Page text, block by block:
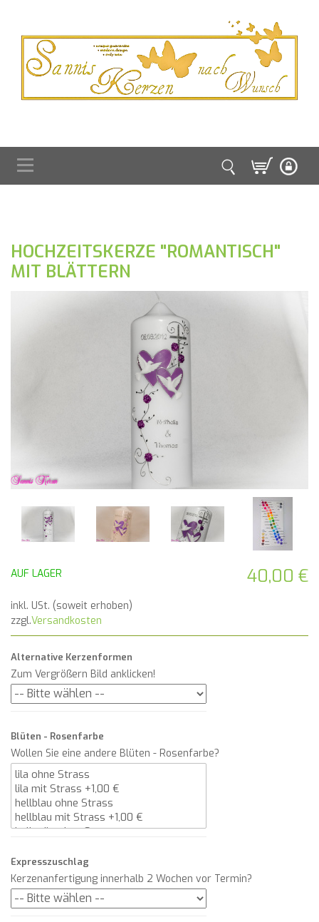
HOCHZEITSKERZE "ROMANTISCH"
MIT BLÄTTERN
40,00 €
AUF LAGER
inkl. USt. (soweit erhoben)
zzgl.Versandkosten
Alternative Kerzenformen
Zum Vergrößern Bild anklicken!
Blüten - Rosenfarbe
Wollen Sie eine andere Blüten - Rosenfarbe?
Expresszuschlag
Kerzenanfertigung innerhalb 2 Wochen vor Termin?